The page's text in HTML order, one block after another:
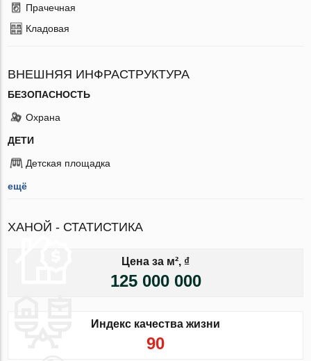
Прачечная
Кладовая
ВНЕШНЯЯ ИНФРАСТРУКТУРА
БЕЗОПАСНОСТЬ
Охрана
ДЕТИ
Детская площадка
ещё
ХАНОЙ - СТАТИСТИКА
Цена за м², ₫
125 000 000
Индекс качества жизни
90